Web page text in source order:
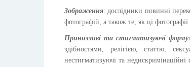
Зображення: дослідники повинні
фотографій, а також те, як ці
Принизливі та стигматизуючі
здібностями, релігією, статтю,
нестигматизуючі та